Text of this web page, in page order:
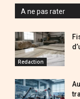
A ne pas rater
Redaction